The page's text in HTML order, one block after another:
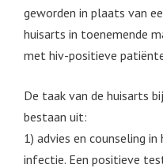
geworden in plaats van
huisarts in toenemende
met hiv-positieve
De taak van de huisarts
bestaan uit:
1) advies en counseling
infectie. Een positieve